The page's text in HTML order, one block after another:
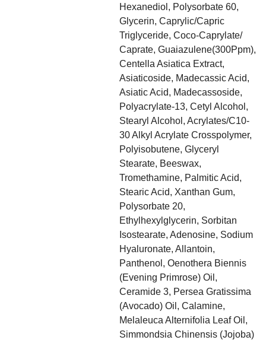
Hexanediol, Polysorbate 60,
Glycerin, Caprylic/​Capric
Triglyceride, Coco-Caprylate/​
Caprate, Guaiazulene(300Ppm),
Centella Asiatica Extract,
Asiaticoside, Madecassic Acid,
Asiatic Acid, Madecassoside,
Polyacrylate-13, Cetyl Alcohol,
Stearyl Alcohol, Acrylates/​C10-
30 Alkyl Acrylate Crosspolymer,
Polyisobutene, Glyceryl
Stearate, Beeswax,
Tromethamine, Palmitic Acid,
Stearic Acid, Xanthan Gum,
Polysorbate 20,
Ethylhexylglycerin, Sorbitan
Isostearate, Adenosine, Sodium
Hyaluronate, Allantoin,
Panthenol, Oenothera Biennis
(Evening Primrose) Oil,
Ceramide 3, Persea Gratissima
(Avocado) Oil, Calamine,
Melaleuca Alternifolia Leaf Oil,
Simmondsia Chinensis (Jojoba)